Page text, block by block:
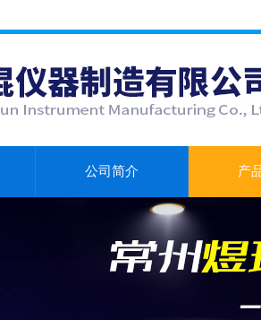
公司简介 产